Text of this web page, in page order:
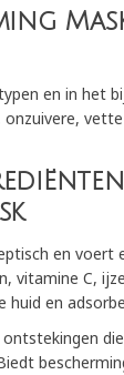
en in het
en voert
vitamine C,
huid en